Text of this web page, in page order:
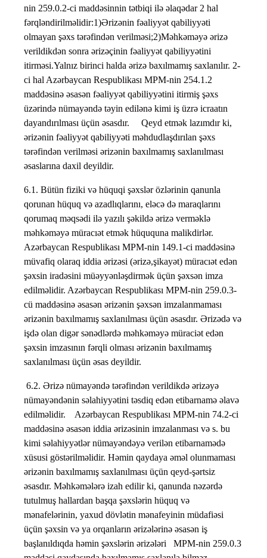
nin 259.0.2-ci maddəsinnin tətbiqi ilə əlaqədar 2 hal
fərqləndirilməlidir:1)Ərizənin fəaliyyət qabiliyyəti
olmayan şəxs tərəfindən verilməsi;2)Məhkəməyə ərizə
verildikdən sonra ərizəçinin fəaliyyət qabiliyyətini
itirməsi.Yalnız birinci halda ərizə baxılmamış saxlanılır. 2-
ci hal Azərbaycan Respublikası MPM-nin 254.1.2
maddəsinə əsasən fəaliyyət qabiliyyətini itirmiş şəxs
üzərində nümayəndə təyin edilənə kimi iş üzrə icraatın
dayandırılması üçün əsasdır. Qeyd etmək lazımdır ki,
ərizənin fəaliyyət qabiliyyəti məhdudlaşdırılan şəxs
tərəfindən verilməsi ərizənin baxılmamış saxlanılması
əsaslarına daxil deyildir.
6.1. Bütün fiziki və hüquqi şəxslər özlərinin qanunla
qorunan hüquq və azadlıqlarını, eləcə də maraqlarını
qorumaq məqsədi ilə yazılı şəkildə ərizə verməklə
məhkəməyə müracıət etmək hüququna malikdirlər.
Azərbaycan Respublikası MPM-nin 149.1-ci maddəsinə
müvafiq olaraq iddia ərizəsi (ərizə,şikayət) müracıət edən
şəxsin iradəsini müəyyənləşdirmək üçün şəxsən imza
edilməlidir. Azərbaycan Respublikası MPM-nin 259.0.3-
cü maddəsinə əsasən ərizənin şəxsən imzalanmaması
ərizənin baxılmamış saxlanılması üçün əsasdır. Ərizədə və
işdə olan digər sənədlərdə məhkəməyə müraciət edən
şəxsin imzasının fərqli olması ərizənin baxılmamış
saxlanılması üçün əsas deyildir.
6.2. Ərizə nümayəndə tərəfindən verildikdə ərizəyə
nümayəndənin səlahiyyətini təsdiq edən etibarnamə əlavə
edilməlidir. Azərbaycan Respublikası MPM-nin 74.2-ci
maddəsinə əsasən iddia ərizəsinin imzalanması və s. bu
kimi səlahiyyətlər nümayəndəyə verilən etibarnamədə
xüsusi göstərilməlidir. Həmin qaydaya əməl olunmaması
ərizənin baxılmamış saxlanılması üçün qeyd-şərtsiz
əsasdır. Məhkəmələrə izah edilir ki, qanunda nəzərdə
tutulmuş hallardan başqa şəxslərin hüquq və
mənafelərinin, yaxud dövlətin mənafeyinin müdafiəsi
üçün şəxsin və ya orqanların ərizələrinə əsasən iş
başlanıldıqda həmin şəxslərin ərizələri MPM-nin 259.0.3